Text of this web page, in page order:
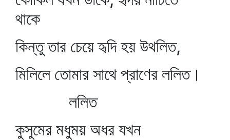
থাকে
কিন্তু তার চেয়ে হৃদি হয় উথলিত,
মিলিলে তোমার সাথে প্রাণের ললিত।
ললিত
কুসুমের মধুময় অধর যখন